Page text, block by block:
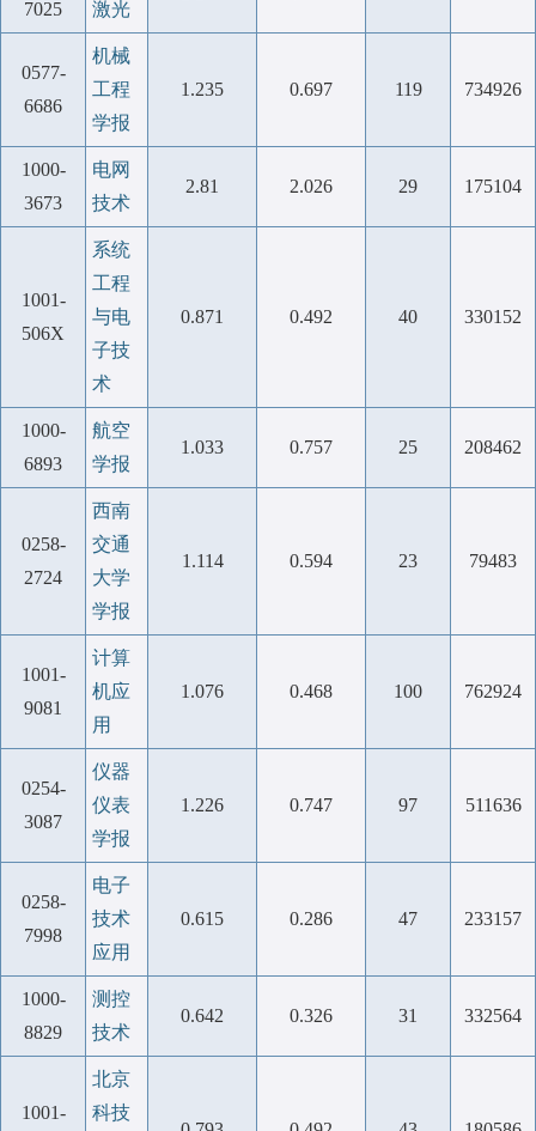
7025
激光
0577-
6686
机械
工程
学报
1.235 0.697 119 734926
1000-
3673
电网
技术
2.81 2.026 29 175104
1001-
506X
系统
工程
与电
子技
术
0.871 0.492 40 330152
1000-
6893
航空
学报
1.033 0.757 25 208462
0258-
2724
西南
交通
大学
学报
1.114 0.594 23 79483
1001-
9081
计算
机应
用
1.076 0.468 100 762924
0254-
3087
仪器
仪表
学报
1.226 0.747 97 511636
0258-
7998
电子
技术
应用
0.615 0.286 47 233157
1000-
8829
测控
技术
0.642 0.326 31 332564
1001-
北京
科技